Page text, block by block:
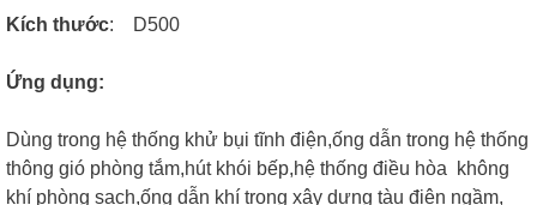
Kích thước: D500
Ứng dụng:
Dùng trong hệ thống khử bụi tĩnh điện,ống dẫn trong hệ thống
thông gió phòng tắm,hút khói bếp,hệ thống điều hòa không
khí phòng sạch,ống dẫn khí trong xây dựng tàu điện ngầm,